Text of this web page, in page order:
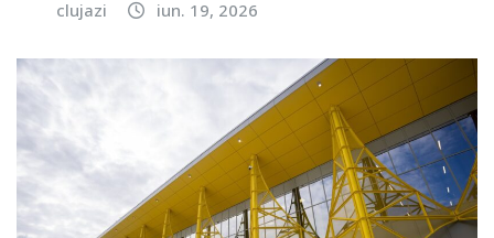
clujazi iun. 19, 2026